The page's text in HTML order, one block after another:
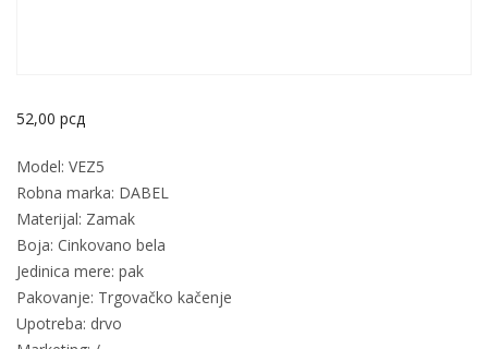
52,00 рсд
Model: VEZ5
Robna marka: DABEL
Materijal: Zamak
Boja: Cinkovano bela
Jedinica mere: pak
Pakovanje: Trgovačko kačenje
Upotreba: drvo